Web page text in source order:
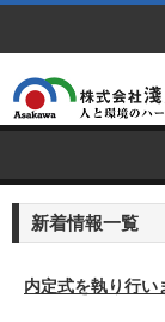
新着情報一覧
内定式を執り行い